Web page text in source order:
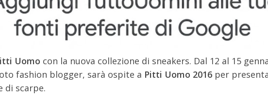
Uomo con la nuova collezione di sneakers. Dal 12 al 15
fashion blogger, sarà ospite a Pitti Uomo 2016 per
di scarpe.